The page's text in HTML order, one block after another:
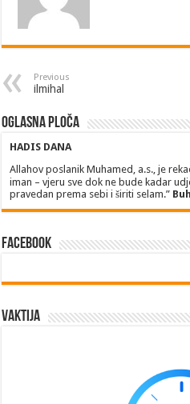
Previous
ilmihal
Oglasna ploča
HADIS DANA
Allahov poslanik Muhamed, a.s., je
iman – vjeru sve dok ne bude kadar
pravedan prema sebi i širiti selam.”
Facebook
Vaktija